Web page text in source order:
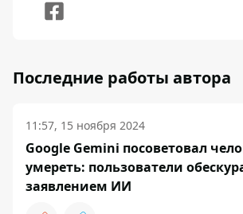
Последние работы автора
11:57, 15 ноября 2024
Google Gemini посоветовал
умереть: пользователи
заявлением ИИ